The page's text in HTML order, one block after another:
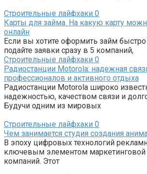
Строительные лайфхаки 0
Карты для займа. На какую карту
онлайн
Если вы хотите оформить займ
подайте заявки сразу в 5 компаний,
Строительные лайфхаки 0
Радиостанции Motorola: надежная
профессионалов и активного отдыха
Радиостанции Motorola широко
надежностью, качеством связи и
Будучи одним из мировых
Строительные лайфхаки 0
Чем занимается студия создания
В эпоху цифровых технологий
ключевым элементом маркетинговой
компаний. Этот